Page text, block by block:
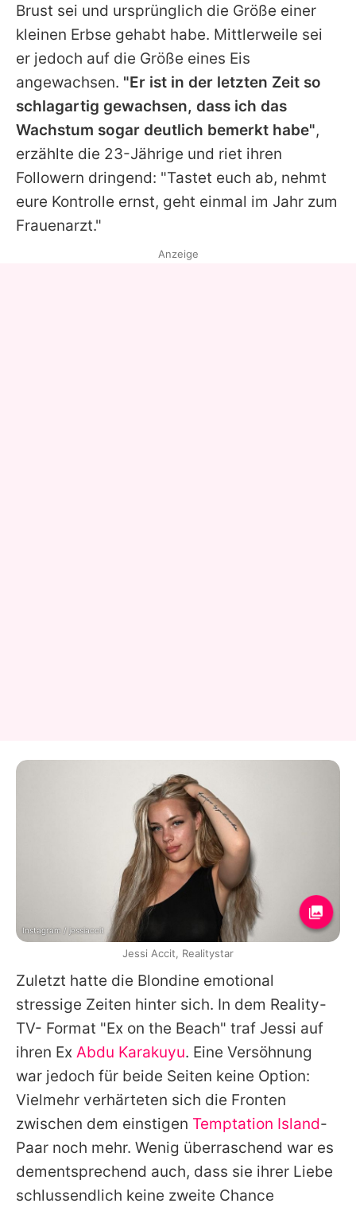
Brust sei und ursprünglich die Größe einer
kleinen Erbse gehabt habe. Mittlerweile sei
er jedoch auf die Größe eines Eis
angewachsen. "Er ist in der letzten Zeit so
schlagartig gewachsen, dass ich das
Wachstum sogar deutlich bemerkt habe",
erzählte die 23-Jährige und riet ihren
Followern dringend: "Tastet euch ab, nehmt
eure Kontrolle ernst, geht einmal im Jahr zum
Frauenarzt."
Zuletzt hatte die Blondine emotional
stressige Zeiten hinter sich. In dem Reality-
TV- Format "Ex on the Beach" traf Jessi auf
ihren Ex Abdu Karakuyu. Eine Versöhnung
war jedoch für beide Seiten keine Option:
Vielmehr verhärteten sich die Fronten
zwischen dem einstigen Temptation Island-
Paar noch mehr. Wenig überraschend war es
dementsprechend auch, dass sie ihrer Liebe
schlussendlich keine zweite Chance
Anzeige
Instagram / jessiaccit
Jessi Accit, Realitystar